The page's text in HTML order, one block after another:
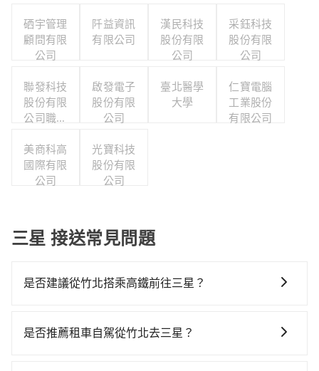
硒宇管理
顧問有限
公司
阡益資訊
有限公司
漢民科技
股份有限
公司
采鈺科技
股份有限
公司
聯發科技
股份有限
公司職工
會
啟發電子
股份有限
公司
臺北醫學
大學
仁寶電腦
工業股份
有限公司
美商科高
國際有限
公司
光寶科技
股份有限
公司
三星 接送常見問題
是否建議從竹北搭乘高鐵前往三星？
計程車前往高鐵站！從最早06:36一直到23:12，新竹-南
是否推薦租車自駕從竹北去三星？